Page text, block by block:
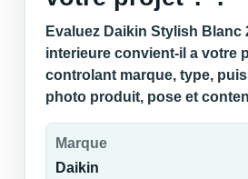
Evaluez Daikin Stylish Blanc
interieure convient-il a votre
controlant marque, type,
photo produit, pose et
Marque
Daikin